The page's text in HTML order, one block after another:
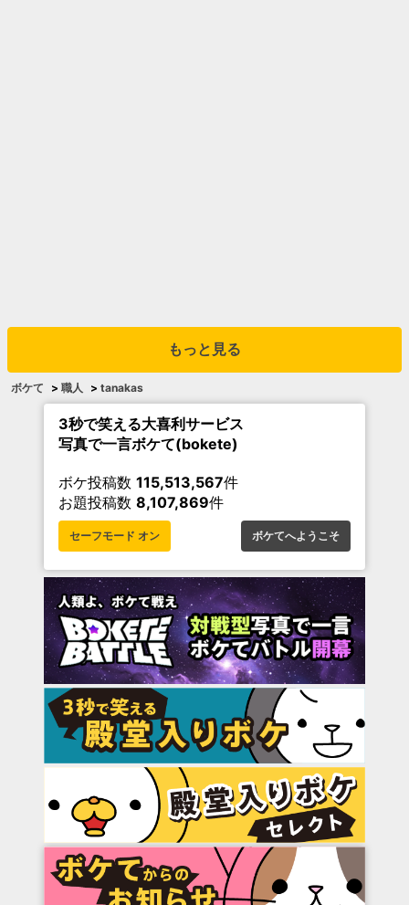
もっと見る
ボケて > 職人 > tanakas
3秒で笑える大喜利サービス
写真で一言ボケて(bokete)
ボケ投稿数 115,513,567件
お題投稿数 8,107,869件
セーフモード オン ボケてへようこそ